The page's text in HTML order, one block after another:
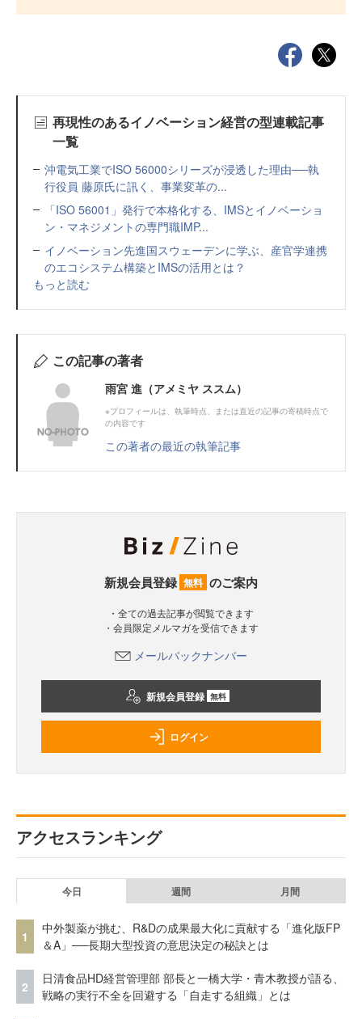
再現性のあるイノベーション経営の型連載記事
一覧
沖電気工業でISO 56000シリーズが浸透した理由──執
行役員 藤原氏に訊く、事業変革の...
「ISO 56001」発行で本格化する、IMSとイノベーショ
ン・マネジメントの専門職IMP...
イノベーション先進国スウェーデンに学ぶ、産官学連携
のエコシステム構築とIMSの活用とは？
もっと読む
この記事の著者
雨宮 進（アメミヤ ススム）
※プロフィールは、執筆時点、または直近の記事の寄稿時点で
の内容です
この著者の最近の執筆記事
新規会員登録 無料 のご案内
・全ての過去記事が閲覧できます
・会員限定メルマガを受信できます
メールバックナンバー
新規会員登録 無料
ログイン
アクセスランキング
今日 週間 月間
1
中外製薬が挑む、R&Dの成果最大化に貢献する「進化版FP
＆A」──長期大型投資の意思決定の秘訣とは
2
日清食品HD経営管理部 部長と一橋大学・青木教授が語る、
戦略の実行不全を回避する「自走する組織」とは